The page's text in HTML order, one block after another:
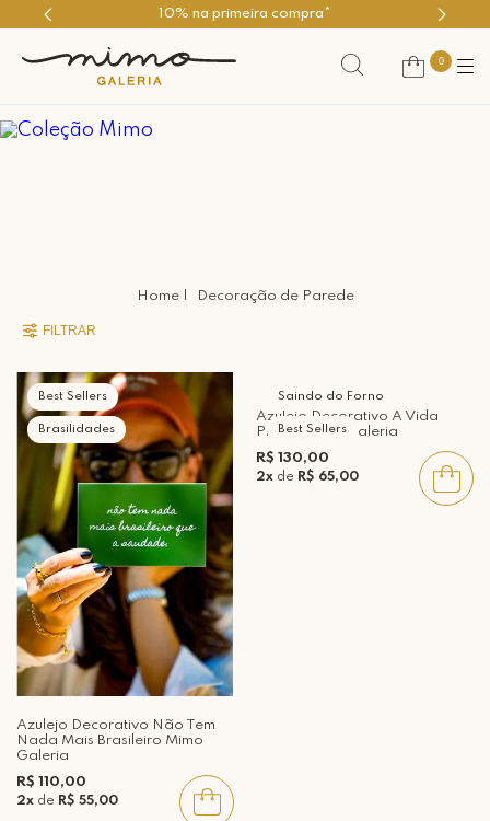
10% na primeira compra*
0
Decoração de Parede
FILTRAR
Best Sellers
Brasilidades
Azulejo Decorativo Não Tem
Nada Mais Brasileiro Mimo
Galeria
R$ 110,00
2x de R$ 55,00
Saindo do Forno
Best Sellers
Azulejo Decorativo A Vida
Presta Mimo Galeria
R$ 130,00
2x de R$ 65,00